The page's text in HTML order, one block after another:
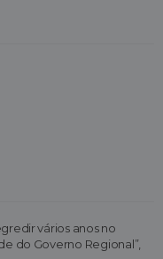
vários anos no
do Governo Regional”,